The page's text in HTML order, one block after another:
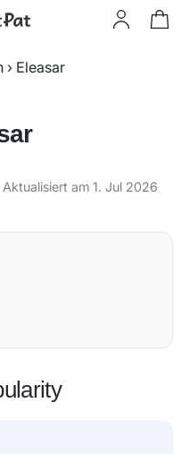
› Eleasar
Aktualisiert am 1. Jul 2026